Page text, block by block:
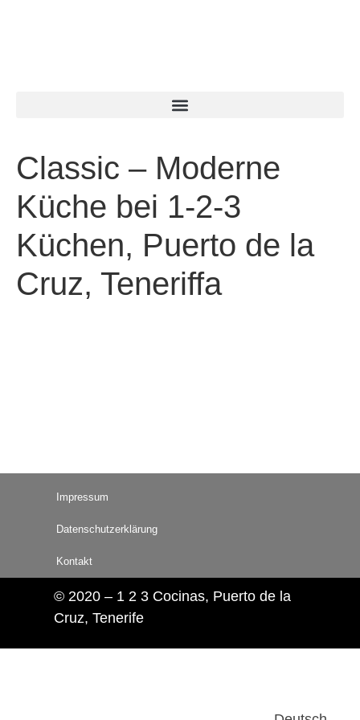
Classic – Moderne
Küche bei 1-2-3
Küchen, Puerto de la
Cruz, Teneriffa
Impressum
Datenschutzerklärung
Kontakt
© 2020 – 1 2 3 Cocinas, Puerto de la
Cruz, Tenerife